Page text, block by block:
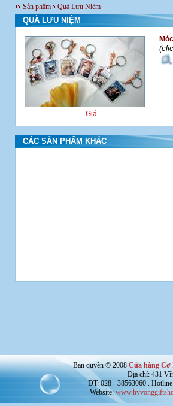
Sản phẩm Quà Lưu Niệm
QUÀ LƯU NIỆM
Giá
CÁC SẢN PHẨM KHÁC
Bản quyền © 2008 Cửa hàng Cơ
Địa chỉ: 431
ĐT: 028 - 38563060 .
Website: